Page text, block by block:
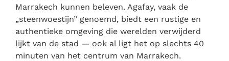
Marrakech kunnen beleven. Agafay, vaak de
„steenwoestijn” genoemd, biedt een rustige en
authentieke omgeving die werelden verwijderd
lijkt van de stad — ook al ligt het op slechts 40
minuten van het centrum van Marrakech.